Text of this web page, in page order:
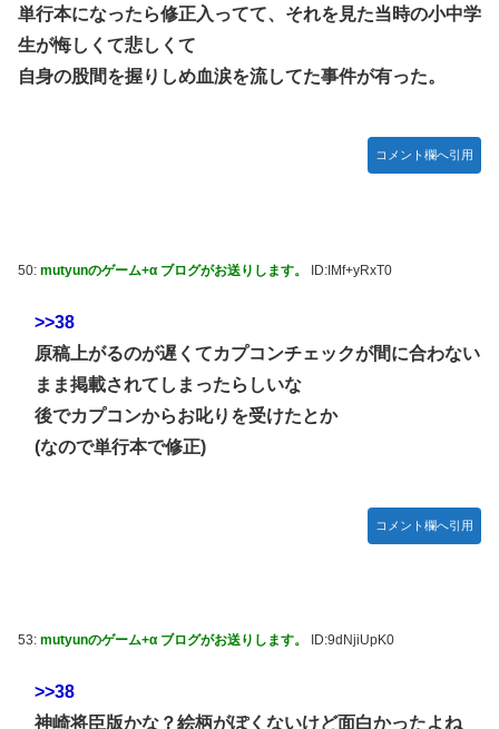
単行本になったら修正入ってて、それを見た当時の小中学
生が悔しくて悲しくて
自身の股間を握りしめ血涙を流してた事件が有った。
コメント欄へ引用
50: mutyunのゲーム+α ブログがお送りします。 ID:IMf+yRxT0
>>38
原稿上がるのが遅くてカプコンチェックが間に合わない
まま掲載されてしまったらしいな
後でカプコンからお叱りを受けたとか
(なので単行本で修正)
コメント欄へ引用
53: mutyunのゲーム+α ブログがお送りします。 ID:9dNjiUpK0
>>38
神崎将臣版かな？絵柄がぽくないけど面白かったよね